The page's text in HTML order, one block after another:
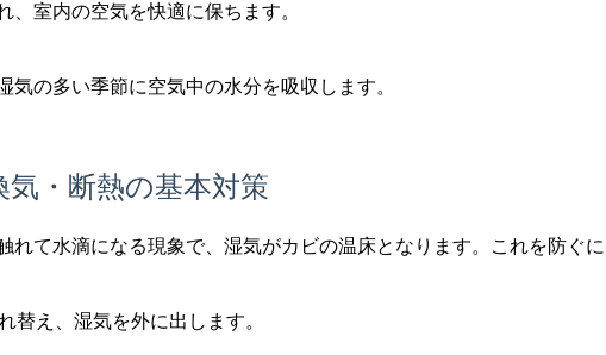
室内の空気を快適に保ちます。
の多い季節に空気中の水分を吸収します。
・断熱の基本対策
て水滴になる現象で、湿気がカビの温床となります。これを防ぐに
替え、湿気を外に出します。